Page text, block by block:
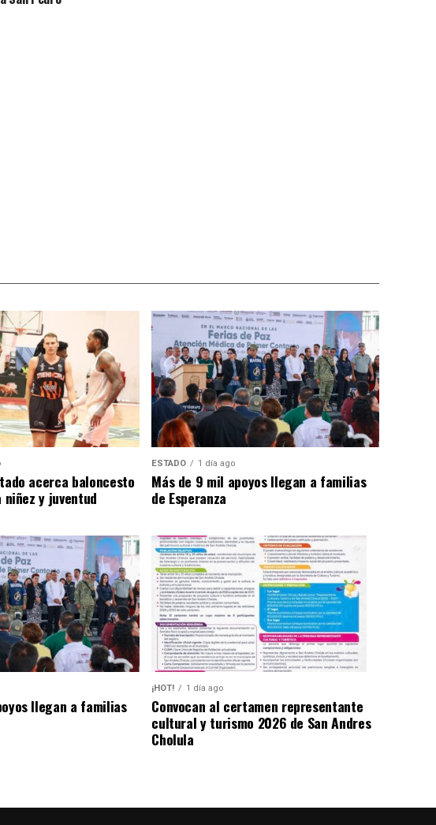
acerca baloncesto
y juventud
ESTADO 1 día ago
Más de 9 mil apoyos llegan a familias
de Esperanza
llegan a familias
¡HOT! 1 día ago
Convocan al certamen representante
cultural y turismo 2026 de San Andres
Cholula